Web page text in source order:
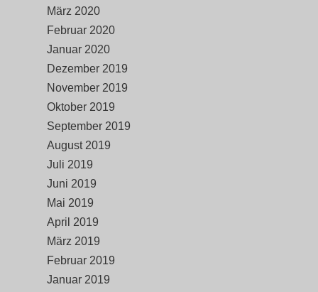
März 2020
Februar 2020
Januar 2020
Dezember 2019
November 2019
Oktober 2019
September 2019
August 2019
Juli 2019
Juni 2019
Mai 2019
April 2019
März 2019
Februar 2019
Januar 2019